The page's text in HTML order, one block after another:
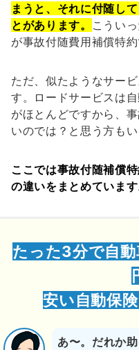
まうと、それに付随し
とがあります。
こうい
が事故付随費用補償特約
ただ、似たようなサー
す。ロードサービスは
がほとんどですから、
いのでは？と思う方もい
ここでは事故付随補償
の違いをまとめています
たった3分で自
安い自動保
あ〜。だれか